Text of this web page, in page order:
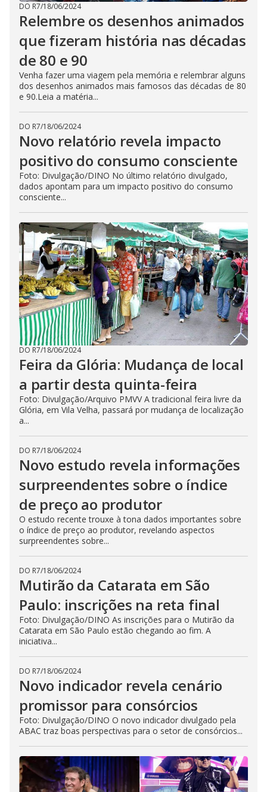
DO R7/18/06/2024
Relembre os desenhos animados
que fizeram história nas décadas
de 80 e 90
Venha fazer uma viagem pela memória e relembrar alguns
dos desenhos animados mais famosos das décadas de 80
e 90.Leia a matéria...
DO R7/18/06/2024
Novo relatório revela impacto
positivo do consumo consciente
Foto: Divulgação/DINO No último relatório divulgado,
dados apontam para um impacto positivo do consumo
consciente...
DO R7/18/06/2024
Feira da Glória: Mudança de local
a partir desta quinta-feira
Foto: Divulgação/Arquivo PMVV A tradicional feira livre da
Glória, em Vila Velha, passará por mudança de localização
a...
DO R7/18/06/2024
Novo estudo revela informações
surpreendentes sobre o índice
de preço ao produtor
O estudo recente trouxe à tona dados importantes sobre
o índice de preço ao produtor, revelando aspectos
surpreendentes sobre...
DO R7/18/06/2024
Mutirão da Catarata em São
Paulo: inscrições na reta final
Foto: Divulgação/DINO As inscrições para o Mutirão da
Catarata em São Paulo estão chegando ao fim. A
iniciativa...
DO R7/18/06/2024
Novo indicador revela cenário
promissor para consórcios
Foto: Divulgação/DINO O novo indicador divulgado pela
ABAC traz boas perspectivas para o setor de consórcios...